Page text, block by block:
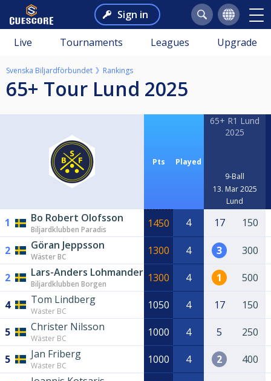
Sign in
Live Tournaments Leagues Upgrade
Svenska Biljardförbundet Rankings
65+ Tour Lund 2025
Pts Played
65+ R1 Lund
2025
9-Ball
13. Mar 2025
Lund
1 Bo Robert Olofsson
Biljardklubben Paradis 1450 4 17 150
2 Göran Jeppsson
Wäster BC 1300 4 3 300
2 Lars-Anders Lohmander
Biljardklubben Borgen 1300 4 1 500
4 Tom Lindberg
Wäster BC 1050 4 17 150
5 Christer Nilsson
Wäster BC 1000 4 5 250
5 Jan Friberg
Wäster BC 1000 4 2 400